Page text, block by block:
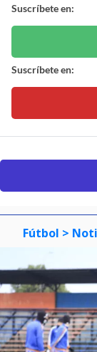
Suscríbete en:
Suscríbete en:
Fútbol >